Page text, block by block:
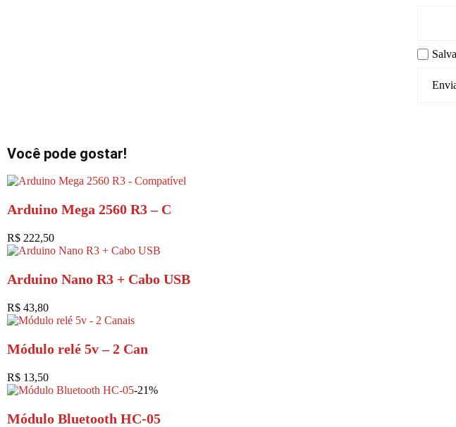
Você pode gostar!
Arduino Mega 2560 R3 – C
R$ 222,50
Arduino Nano R3 + Cabo USB
R$ 43,80
Módulo relé 5v – 2 Can
R$ 13,50
-21%
Módulo Bluetooth HC-05